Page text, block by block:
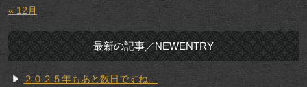
« 12月
最新の記事／NEWENTRY
２０２５年もあと数日ですね…